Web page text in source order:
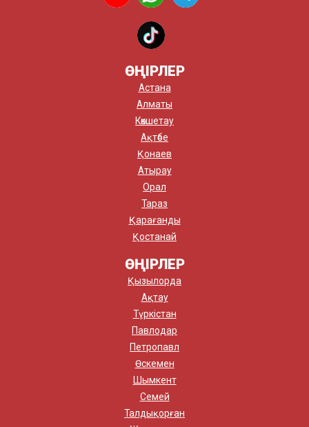
ӨҢІРЛЕР
Астана
Алматы
Көкшетау
Ақтөбе
Қонаев
Атырау
Орал
Тараз
Қарағанды
Қостанай
ӨҢІРЛЕР
Қызылорда
Ақтау
Түркістан
Павлодар
Петропавл
Өскемен
Шымкент
Семей
Талдықорған